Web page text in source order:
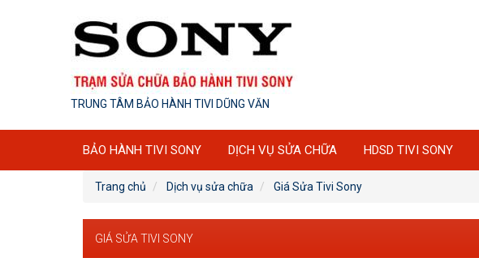
TRUNG TÂM BẢO HÀNH TIVI DŨNG VĂN
BẢO HÀNH TIVI SONY DỊCH VỤ SỬA CHỮA HDSD TIVI SONY
Trang chủ Dịch vụ sửa chữa Giá Sửa Tivi Sony
GIÁ SỬA TIVI SONY